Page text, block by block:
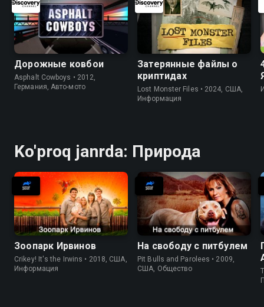
Дорожные ковбои
Asphalt Cowboys • 2012,
Германия, Авто-мото
Затерянные файлы о
криптидах
Lost Monster Files • 2024, США,
Информация
Ko'proq janrda: Природа
Зоопарк Ирвинов
Crikey! It's the Irwins • 2018, США,
Информация
На свободу с питбулем
Pit Bulls and Parolees • 2009,
США, Общество